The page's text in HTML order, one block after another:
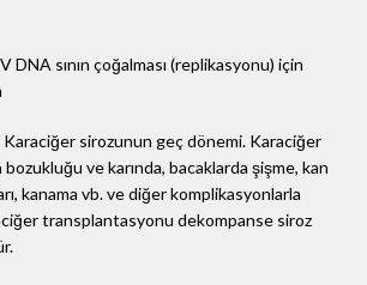
DNA sının çoğalması (replikasyonu) için
Karaciğer sirozunun geç dönemi. Karaciğer
ve karında, bacaklarda şişme, kan
kanama vb. ve diğer komplikasyonlarla
transplantasyonu dekompanse siroz